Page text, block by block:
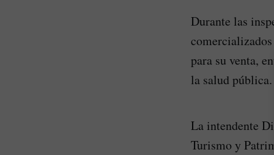
Durante las
para su venta,
la salud pública.
La intendente
Turismo y